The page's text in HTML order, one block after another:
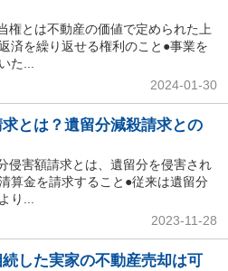
権とは不動産の価値で定められた上
済を繰り返せる権利のこと●事業を
た...
2024-01-30
とは？遺留分減殺請求との
侵害額請求とは、遺留分を侵害され
算金を請求すること●従来は遺留分
り...
2023-11-28
した実家の不動産売却は可